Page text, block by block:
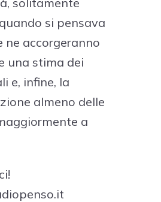
si pensava
ne accorgeranno
una stima dei
e, infine, la
almeno delle
a